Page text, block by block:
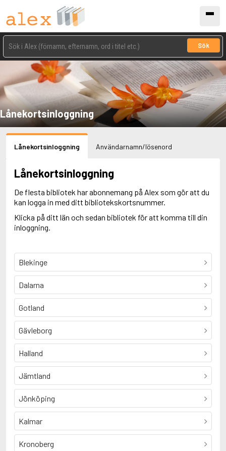
Sök
Lånekortsinloggning
Lånekortsinloggning Användarnamn/lösenord
Lånekortsinloggning
De flesta bibliotek har abonnemang på Alex som gör att du
kan logga in med ditt bibliotekskortsnummer.
Klicka på ditt län och sedan bibliotek för att komma till din
inloggning.
Blekinge
Dalarna
Gotland
Gävleborg
Halland
Jämtland
Jönköping
Kalmar
Kronoberg